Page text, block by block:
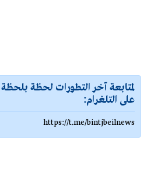
لمتابعة آخر التطورات لحظة
على التلغرام:
https://t.me/bintjbeilnews